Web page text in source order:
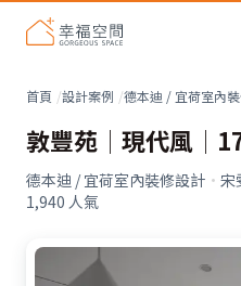
首頁 設計案例 德本迪 / 宜荷室內
敦豐苑│現代風
德本迪 / 宜荷室內裝修設計 · 宋
1,940 人氣